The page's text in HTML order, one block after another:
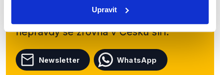
Upravit
přehled o tom, jaké dezinformace a
nepravdy se zrovna v Česku šíří.
Newsletter WhatsApp